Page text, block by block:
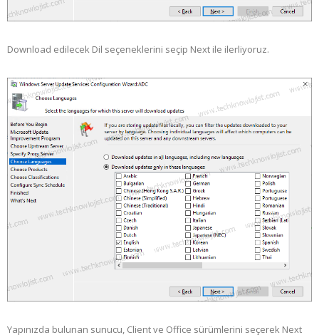
Download edilecek Dil seçeneklerini seçip Next ile ilerliyoruz.
Yapınızda bulunan sunucu, Client ve Office sürümlerini seçerek Next